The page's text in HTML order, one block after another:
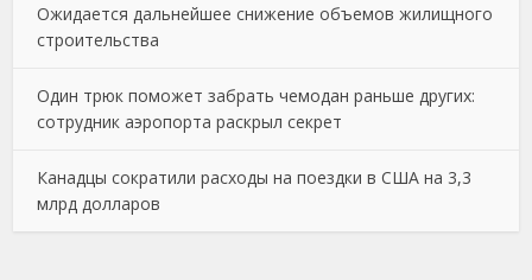
Ожидается дальнейшее снижение объемов жилищного
строительства
Один трюк поможет забрать чемодан раньше других:
сотрудник аэропорта раскрыл секрет
Канадцы сократили расходы на поездки в США на 3,3
млрд долларов